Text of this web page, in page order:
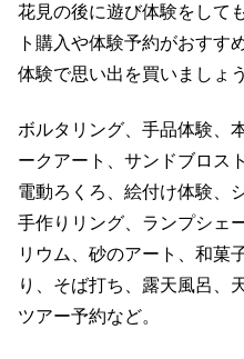
花見の後に遊び体験をして
ト購入や体験予約がおすす
体験で思い出を買いましょ
ボルタリング、手品体験、
ークアート、サンドブロス
電動ろくろ、絵付け体験、
手作りリング、ランプシェ
リウム、砂のアート、和菓
り、そば打ち、露天風呂、
ツアー予約など。